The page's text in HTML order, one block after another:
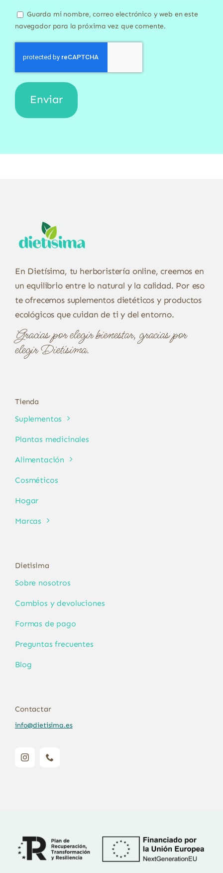
Guarda mi nombre, correo electrónico y web en este
navegador para la próxima vez que comente.
En Dietísima, tu herboristería online, creemos en
un equilibrio entre lo natural y la calidad. Por eso
te ofrecemos suplementos dietéticos y productos
ecológicos que cuidan de ti y del entorno.
Gracias por elegir bienestar, gracias por
elegir Dietísima.
Tienda
Suplementos
Plantas medicinales
Alimentación
Cosméticos
Hogar
Marcas
Dietisima
Sobre nosotros
Cambios y devoluciones
Formas de pago
Preguntas frecuentes
Blog
Contactar
info@dietisima.es